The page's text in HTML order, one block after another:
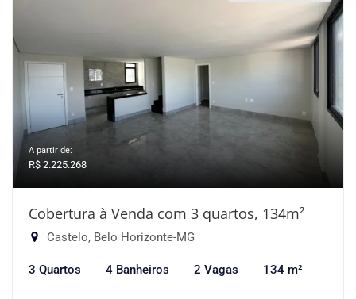
A partir de:
R$ 2.225.268
Cobertura à Venda com 3 quartos, 134m²
Castelo, Belo Horizonte-MG
3 Quartos 4 Banheiros 2 Vagas 134 m²